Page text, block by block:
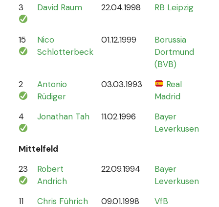
3 David Raum 22.04.1998 RB Leipzig
15
Nico
Schlotterbeck
01.12.1999
Borussia
Dortmund
(BVB)
2
Antonio
Rüdiger
03.03.1993
Real
Madrid
4 Jonathan Tah 11.02.1996
Bayer
Leverkusen
Mittelfeld
23
Robert
Andrich
22.09.1994
Bayer
Leverkusen
11 Chris Führich 09.01.1998
VfB